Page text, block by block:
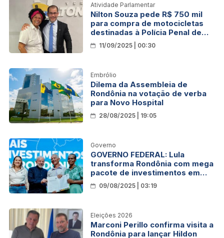
Atividade Parlamentar
Nilton Souza pede R$ 750 mil
para compra de motocicletas
destinadas à Polícia Penal de
Rondônia
11/09/2025 | 00:30
Embrólio
Dilema da Assembleia de
Rondônia na votação de verba
para Novo Hospital
28/08/2025 | 19:05
Governo
GOVERNO FEDERAL: Lula
transforma Rondônia com mega
pacote de investimentos em
visita histórica
09/08/2025 | 03:19
Eleições 2026
Marconi Perillo confirma visita a
Rondônia para lançar Hildon